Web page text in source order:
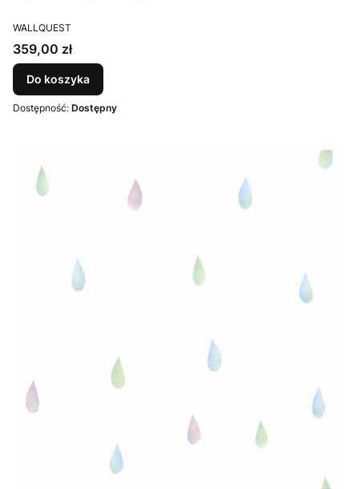
PRODUCENT
WALLQUEST
Cena
359,00 zł
Do koszyka
Dostępność: Dostępny